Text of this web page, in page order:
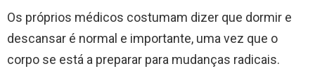
Os próprios médicos costumam dizer que dormir e
descansar é normal e importante, uma vez que o
corpo se está a preparar para mudanças radicais.